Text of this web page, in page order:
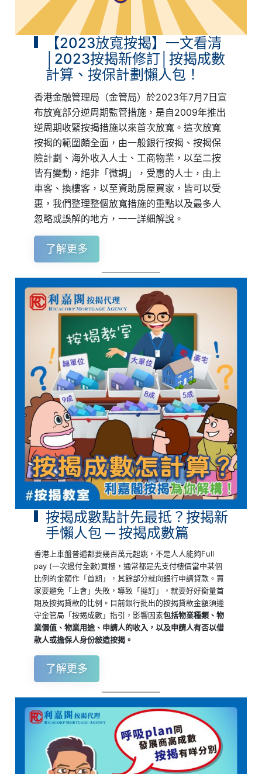
【2023放寬按揭】一文看清
│2023按揭新修訂│按揭成數
計算、按保計劃懶人包！
香港金融管理局（金管局）於2023年7月7日宣
布放寬部分逆周期監管措施，是自2009年推出
逆周期收緊按揭措施以來首次放寬。這次放寬
按揭的範圍頗全面，由一般銀行按揭、按揭保
險計劃、海外收入人士、工商物業，以至二按
皆有變動，絕非「微調」，受惠的人士，由上
車客、換樓客，以至資助房屋買家，皆可以受
惠，我們整理整個放寬措施的重點以及最多人
忽略或誤解的地方，一一詳細解說。
了解更多
按揭成數點計先最抵？按揭新
手懶人包 ─ 按揭成數篇
香港上車盤普遍都要幾百萬元起跳，不是人人能夠Full
pay (一次過付全數)買樓，通常都是先支付樓價當中某個
比例的金額作「首期」，其餘部分就向銀行申請貸款。買
家要避免「上會」失敗，導致「撻訂」，就要好好衡量首
期及按揭貸款的比例。目前銀行批出的按揭貸款金額須遵
守金管局「按揭成數」指引，影響因素包括物業種類、物
業價值、物業用途、申請人的收入，以及申請人有否以借
款人或擔保人身份敍造按揭。
了解更多